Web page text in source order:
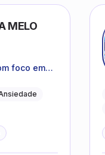
MELO
foco em